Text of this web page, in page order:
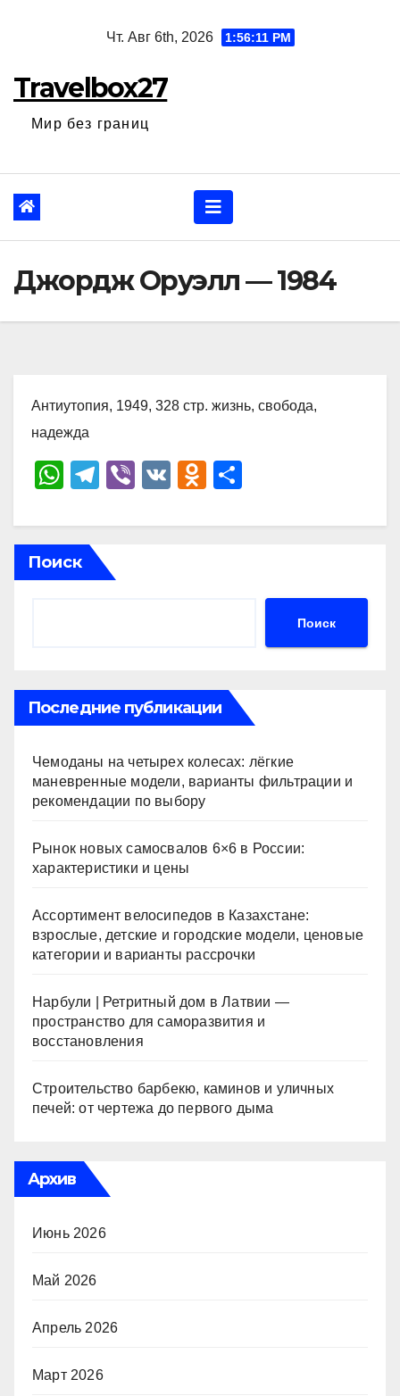
Чт. Авг 6th, 2026 1:56:12 PM
Travelbox27
Мир без границ
Джордж Оруэлл — 1984
Антиутопия, 1949, 328 стр. жизнь, свобода,
надежда
W
at
s
A
T
e
gr
a
Vi
er
V
O
n
ki
р
ть
Поиск
Поиск
Последние публикации
Чемоданы на четырех колесах: лёгкие
маневренные модели, варианты фильтрации и
рекомендации по выбору
Рынок новых самосвалов 6×6 в России:
характеристики и цены
Ассортимент велосипедов в Казахстане:
взрослые, детские и городские модели, ценовые
категории и варианты рассрочки
Нарбули | Ретритный дом в Латвии —
пространство для саморазвития и
восстановления
Строительство барбекю, каминов и уличных
печей: от чертежа до первого дыма
Архив
Июнь 2026
Май 2026
Апрель 2026
Март 2026